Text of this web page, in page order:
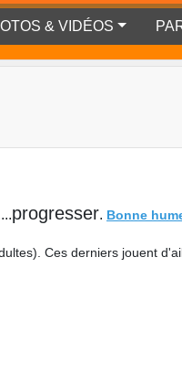
& VIDÉOS
progresser. Bonne
Ces derniers jouent